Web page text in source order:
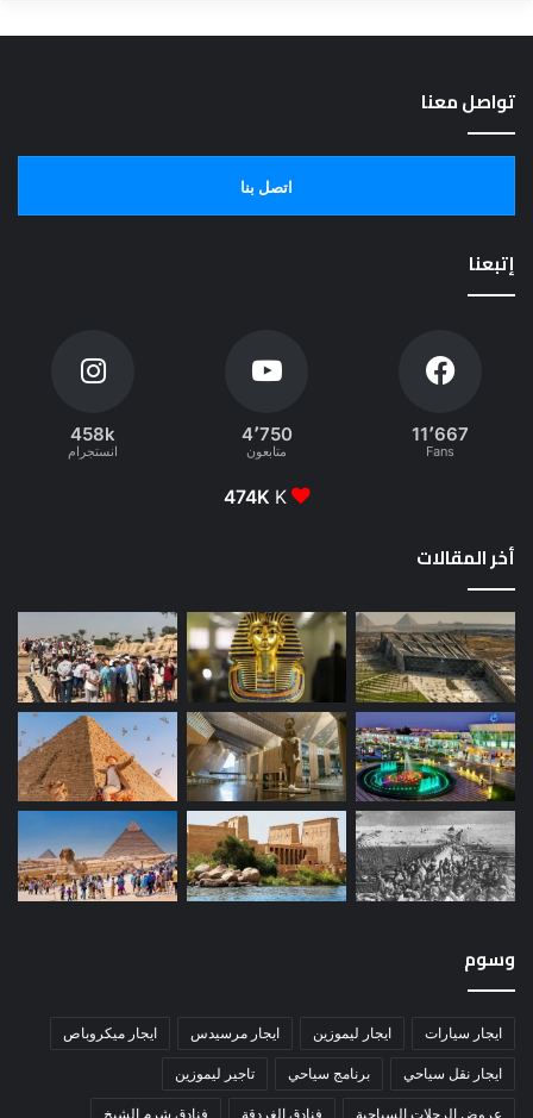
تواصل معنا
اتصل بنا
إتبعنا
11٬667
Fans
4٬750
متابعون
458k
انستجرام
474K K
أخر المقالات
وسوم
ايجار سيارات ايجار ليموزين ايجار مرسيدس ايجار ميكروباص
ايجار نقل سياحي برنامج سياحي تاجير ليموزين
عروض الرحلات السياحية فنادق الغردقة فنادق شرم الشيخ